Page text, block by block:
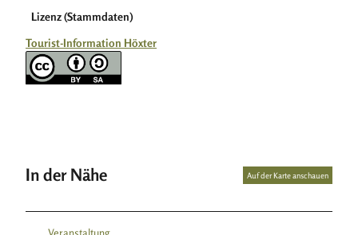
Lizenz (Stammdaten)
Tourist-Information Höxter
In der Nähe Auf der Karte anschauen
Veranstaltung